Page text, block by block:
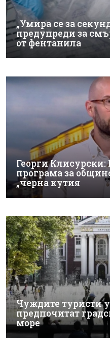
„Умира се за
предупреди за
от фентанила
Георги
програма за
„черна кутия
Чуждите туристи у
предпочитат
море